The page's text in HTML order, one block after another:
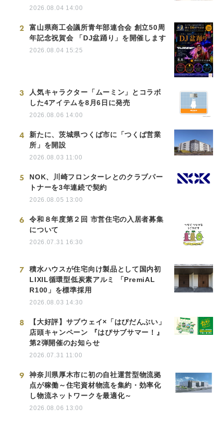
2026.08.04 14:00
2
富山県商工会議所青年部連合会 創立50周
年記念祝賀会 「DJ盆踊り」を開催します
2026.08.04 15:25
3
人気キャラクター「ムーミン」とコラボ
した4アイテムを8月6日に発売
2026.08.06 14:00
4
新たに、茨城県つくば市に「つくば営業
所」を開設
2026.08.03 11:00
5
NOK、川崎フロンターレとのクラブパー
トナーを3年連続で契約
2026.08.05 13:00
6
令和８年度第２回 市営住宅の入居者募集
について
2026.07.31 16:30
7
積水ハウスが住宅向け製品として国内初
LIXIL循環型低炭素アルミ 「PremiAL
R100」を標準採用
2026.08.03 14:30
8
【大好評】サブウェイ×「はぴだんぶい」
店頭キャンペーン 『はぴサブサマー！』
第2弾開催のお知らせ
2026.07.31 11:00
9
神奈川県厚木市に初の自社運営型物流拠
点が稼働～住宅資材物流を集約・効率化
し物流ネットワークを最適化～
2026.08.06 13:00